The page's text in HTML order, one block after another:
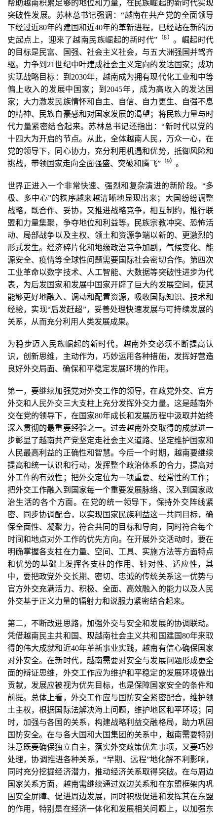
帮助越南积累足够的地位和力量，在民族崛起的新时代实现
突破性发展。苏林总书记强调：“越南在共产党的全面领导
下经过近80年的建国和近40年的革新进程，已经站在新的历
史起点上，迎来了越南民族崛起的新时代” （8） 。崛起时代
的目标是民富、国强、社会主义社会，与五大洲强国并驾齐
驱。力争到21世纪中叶建成社会主义定向的发达国家；成功
实现战略目标：到2030年，越南成为拥有现代化工业和中等
偏上收入的发展中国家；到2045年，成为高收入的发达国
家；大力激发民族情怀和自主、自信、自力更生、自强不息
的精神、民族自豪感和对国家发展的渴望；将民族力量与时
代力量紧密结合起来。苏林总书记还指出：“新时代以党的
十四大为开启的节点。从此，全体越南人民，万众一心，在
党的领导下，同心协力，充分利用机遇和优势，抵御风险和
挑战，带领国家走向全面强盛、突破和腾飞” （9） 。
世界正进入一个非常快速、强烈和复杂演进的新阶段。“多
极、多中心”的秩序越来越清晰地显现出来；大国纷纷调整
战略，既合作、妥协，又推进战略竞争，相互制约，推行联
盟和力量集聚，争夺地位和利益等。民族宗教冲突、恐怖活
动、局部战争以及主权、领土和资源争端以新的、更激烈的
形式发生。经济碎片化和地缘政治竞争加剧，气候变化、能
源安全、疫情等全球性问题需要国际社会密切合作。第四次
工业革命以数字技术、人工智能、大数据等突破性进步为代
表，为后发国家和发展中国家开辟了巨大的发展空间，使其
能够更好地融入、调动和配置资源，吸收国际知识、技术和
经验，实现“后发赶超”，妥善处理快速发展与可持续发展的
关系，从而充分利用人类发展成果。
为稳步迈入民族崛起的新时代，越南外交必须不断提高认
识，创新思维，主动作为，巧妙运用各种措施，发挥好营造
良好外交局面、确保和平稳定发展环境的作用。
第一，要继续加强党对外交工作的领导，在政党外交、官方
外交和人民外交三大支柱上充分发挥外交力量。这是越南外
交在党的领导下，在国家80年成长和发展历程中汲取并始终
深入贯彻的最重要经验之一。过去越南外交取得的成就进一
步彰显了越南共产党坚定走社会主义道路、坚定维护国家和
人民最高利益的正确性和智慧。今后一个时期，越南要继续
提高和统一认识和行动，发挥整个政治体系的合力，提高对
外工作的有效性；把外交定位为一项重要、经常性的工作；
把外交工作融入到国家每一个重要发展脉络、深入到国家政
治生活的各个方面。在党的统一领导下，保持外交阵线紧
密、同步协调配合，以实现国家民族利益这一共同目标，确
保全面性、凝聚力，符合共同的目标和导向，同时符合每个
时间和地点对外工作的优先方向。在开展外交活动时，要在
明确掌握各支柱在力量、空间、工具、实施方法等方面特点
和优势的基础上发挥各支柱的作用、针对性、适应性，其
中，要把政党外交长期、密切、忠诚的传统关系这一优势与
官方外交充满活力、积极、全面、高效融入的能力以及人民
外交基于正义力量的辐射力和说服力紧密结合起来。
第二，不断改进思路，加强外交与安全和发展的协调联动。
凭借越南民主共和国、现越南社会主义共和国建国80年来取
得的伟大成就和近40年革新事业实践，越南有信心确保国家
对外安全。在新时代，越南需要对安全与发展问题形成更全
面的辩证思维，外交工作应为维护和平稳定的发展环境做出
贡献，发展应被视为优先目标，也是保障国家安全的条件和
前提。总体上看，外交工作应与国防安全紧密配合，维护领
土主权，根据国际法解决海上问题，维护地区和平环境；同
时，加强与各国的关系，构建战略利益交融格局，助力巩固
国防安全。在与各大国和大国集团的关系中，越南需要特别
注意既要确保独立自主，落实外交政策优先事项，又要巧妙
处理，协调推进各种关系，“早期、远程”地化解不利影响，
同时充分挖掘经济潜力，推动经济关系取得突破。在与周边
国家关系方面，越南需继续通过双边关系和在东盟框架内巩
固安全屏障、促进周边发展，同时积极促进和发挥其在东盟
的作用，特别是在经济一体化和发展相关问题上，以加强东